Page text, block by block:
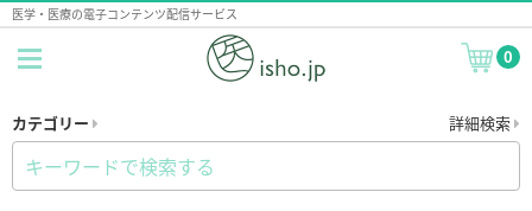
医学・医療の電子コンテンツ配信サービス
0
カテゴリー 詳細検索